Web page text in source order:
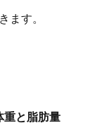
ます。
重と脂肪量